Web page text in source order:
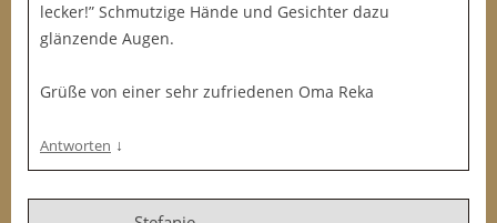
lecker!” Schmutzige Hände und Gesichter dazu
glänzende Augen.
Grüße von einer sehr zufriedenen Oma Reka
Antworten ↓